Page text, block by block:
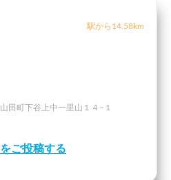
駅から14.58km
田町下谷上中一里山１４−１
ご投稿する